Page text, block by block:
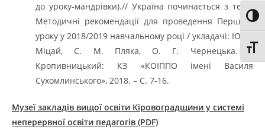
до уроку-мандрівки).// Україна починається з тебе!
Методичні рекомендації для проведення Першого
уроку у 2018/2019 навчальному році / укладачі: Ю. В.
Міцай, С. М. Пляка, О. Г. Чернецька. –
Кропивницький: КЗ «КОІППО імені Василя
Сухомлинського», 2018. – С. 7-16.
Музеї закладів вищої освіти Кіровоградщини у системі
неперервної освіти педагогів (PDF)